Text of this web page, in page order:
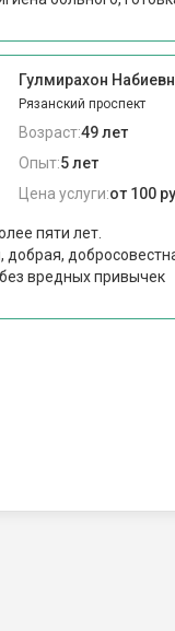
Гулмирахон
Рязанский проспект
Возраст:49 лет
Опыт:5 лет
Цена услуги:от 100
пяти лет.
добрая,
вредных привычек